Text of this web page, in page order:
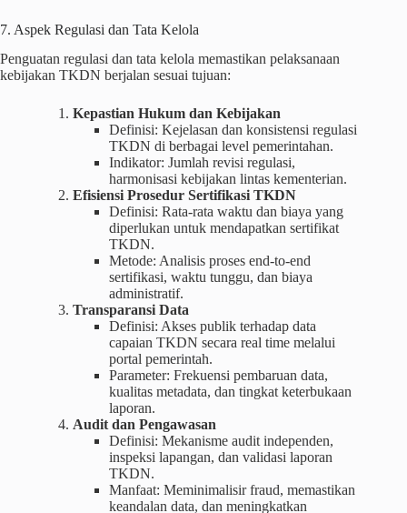
7. Aspek Regulasi dan Tata Kelola
Penguatan regulasi dan tata kelola memastikan pelaksanaan
kebijakan TKDN berjalan sesuai tujuan:
Kepastian Hukum dan Kebijakan
Definisi: Kejelasan dan konsistensi regulasi
TKDN di berbagai level pemerintahan.
Indikator: Jumlah revisi regulasi,
harmonisasi kebijakan lintas kementerian.
Efisiensi Prosedur Sertifikasi TKDN
Definisi: Rata‑rata waktu dan biaya yang
diperlukan untuk mendapatkan sertifikat
TKDN.
Metode: Analisis proses end-to-end
sertifikasi, waktu tunggu, dan biaya
administratif.
Transparansi Data
Definisi: Akses publik terhadap data
capaian TKDN secara real time melalui
portal pemerintah.
Parameter: Frekuensi pembaruan data,
kualitas metadata, dan tingkat keterbukaan
laporan.
Audit dan Pengawasan
Definisi: Mekanisme audit independen,
inspeksi lapangan, dan validasi laporan
TKDN.
Manfaat: Meminimalisir fraud, memastikan
keandalan data, dan meningkatkan